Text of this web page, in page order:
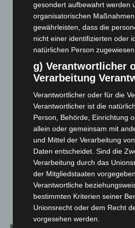
Hannover: Erste Tigermücken-
entdeckt
7. August 2026
Brand im „Haus der Begegnung“ in
6. August 2026
Region Hannover: 21 neue
Roten Kreuz
5. August 2026
Mann läuft mit Hockeyschläger
Zeugen
5. August 2026
Celle: Mensch stirbt bei Bagger-
gesondert aufbewahrt werden
organisatorischen
gewährleisten, dass die
nicht einer identifizierten oder
natürlichen Person zugewiesen
g) Verantwortlicher
Verarbeitung
Verantwortlicher oder für die
Verantwortlicher ist die
Person, Behörde, Einrichtung
allein oder gemeinsam mit
und Mittel der Verarbeitung
Daten entscheidet. Sind die
Verarbeitung durch das
der Mitgliedstaaten
Verantwortliche
bestimmten Kriterien seiner
Unionsrecht oder dem Recht
vorgesehen werden.